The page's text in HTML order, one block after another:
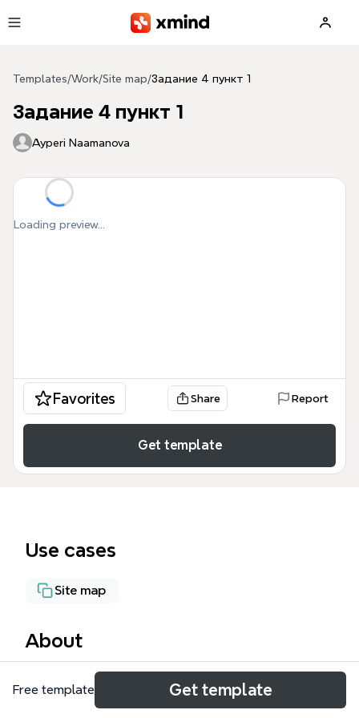
Templates/Work/Site map/Задание 4 пункт 1
Задание 4 пункт 1
Ayperi Naamanova
Loading preview...
Favorites Share Report
Get template
Use cases
Site map
About
Задание 4 пункт 1 mind map — это
структурированный шаблон для организации
Free template Get template